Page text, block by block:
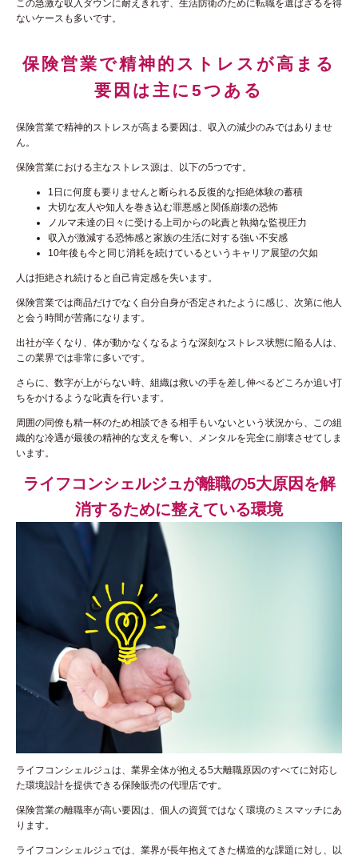
この急激な収入ダウンに耐えきれず、生活防衛のために転職を選ばざるを得
ないケースも多いです。
保険営業で精神的ストレスが高まる
要因は主に5つある
保険営業で精神的ストレスが高まる要因は、収入の減少のみではありませ
ん。
保険営業における主なストレス源は、以下の5つです。
1日に何度も要りませんと断られる反復的な拒絶体験の蓄積
大切な友人や知人を巻き込む罪悪感と関係崩壊の恐怖
ノルマ未達の日々に受ける上司からの叱責と執拗な監視圧力
収入が激減する恐怖感と家族の生活に対する強い不安感
10年後も今と同じ消耗を続けているというキャリア展望の欠如
人は拒絶され続けると自己肯定感を失います。
保険営業では商品だけでなく自分自身が否定されたように感じ、次第に他人
と会う時間が苦痛になります。
出社が辛くなり、体が動かなくなるような深刻なストレス状態に陥る人は、
この業界では非常に多いです。
さらに、数字が上がらない時、組織は救いの手を差し伸べるどころか追い打
ちをかけるような叱責を行います。
周囲の同僚も精一杯のため相談できる相手もいないという状況から、この組
織的な冷遇が最後の精神的な支えを奪い、メンタルを完全に崩壊させてしま
います。
ライフコンシェルジュが離職の5大原因を解
消するために整えている環境
ライフコンシェルジュは、業界全体が抱える5大離職原因のすべてに対応し
た環境設計を提供できる保険販売の代理店です。
保険営業の離職率が高い要因は、個人の資質ではなく環境のミスマッチにあ
ります。
ライフコンシェルジュでは、業界が長年抱えてきた構造的な課題に対し、以